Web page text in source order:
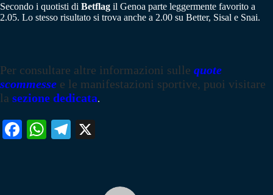
Secondo i quotisti di Betflag il Genoa parte leggermente favorito a
2.05. Lo stesso risultato si trova anche a 2.00 su Better, Sisal e Snai.
Per consultare altre informazioni sulle quote
scommesse e le manifestazioni sportive, puoi visitare
la sezione dedicata.
Fa W
Te